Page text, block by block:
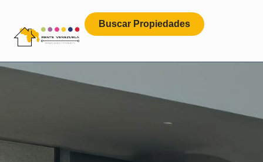
Buscar Propiedades